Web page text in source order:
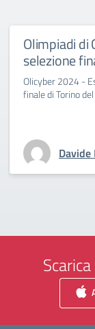
Olimpiadi di
selezione
Olicyber 2024 -
finale di Torino